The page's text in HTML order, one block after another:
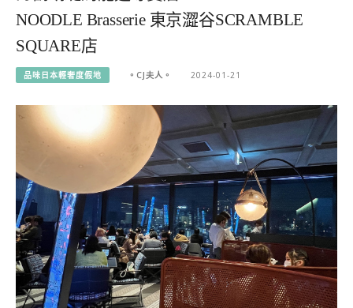
NOODLE Brasserie 東京澀谷SCRAMBLE
SQUARE店
品味日本輕奢度假地 。CJ夫人。 2024-01-21